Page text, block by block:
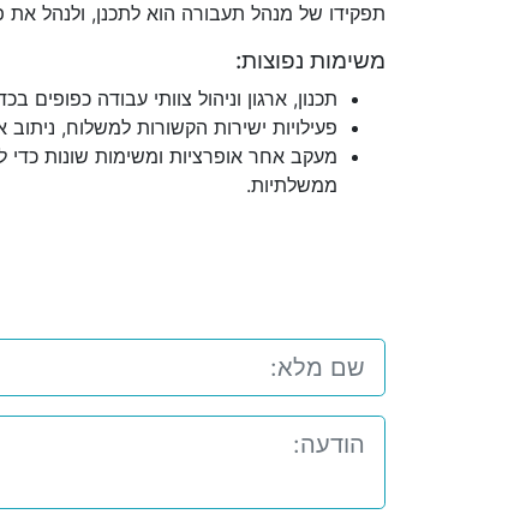
תפקידו של מנהל תעבורה הוא לתכנן, ולנהל
משימות נפוצות:
תכנון, ארגון וניהול צוותי עבודה
פעילויות ישירות הקשורות למשלוח,
מעקב אחר אופרציות ומשימות שונות כדי
ממשלתיות.